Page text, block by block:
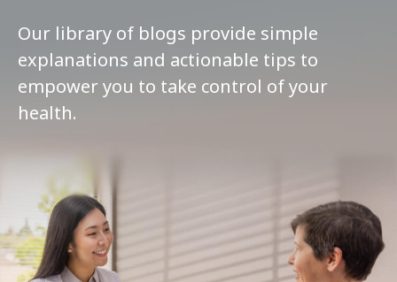
Our library of blogs provide simple
explanations and actionable tips to
empower you to take control of your
health.